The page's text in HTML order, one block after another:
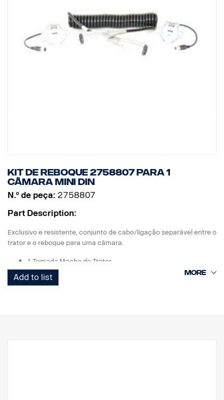
Kit de reboque 2758807 para 1
câmara MINI DIN
N.º de peça: 2758807
Part Description:
Exclusivo e resistente, conjunto de cabo/ligação separável entre o
trator e o reboque para uma câmara.
1 Tomada Macho de Trator
1 Cabo em espiral enrolado-E
1 Tomada do Reboque Fêmea
Add to list